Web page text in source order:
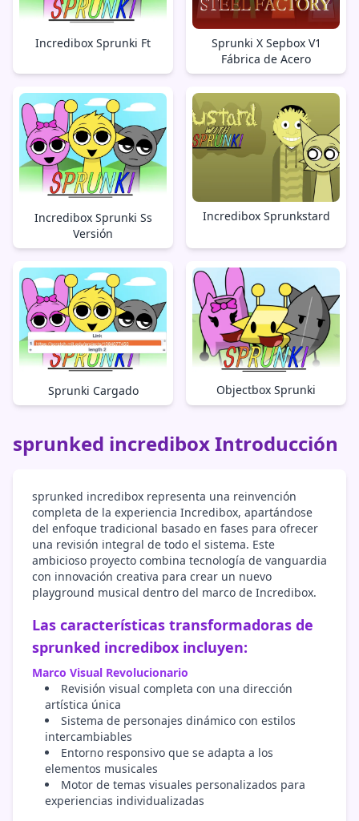
Incredibox Sprunki Ft
Sprunki X Sepbox V1
Fábrica de Acero
Incredibox Sprunki Ss
Versión
Incredibox Sprunkstard
Sprunki Cargado Objectbox Sprunki
sprunked incredibox Introducción
sprunked incredibox representa una reinvención
completa de la experiencia Incredibox, apartándose
del enfoque tradicional basado en fases para ofrecer
una revisión integral de todo el sistema. Este
ambicioso proyecto combina tecnología de vanguardia
con innovación creativa para crear un nuevo
playground musical dentro del marco de Incredibox.
Las características transformadoras de
sprunked incredibox incluyen:
Marco Visual Revolucionario
Revisión visual completa con una dirección
artística única
Sistema de personajes dinámico con estilos
intercambiables
Entorno responsivo que se adapta a los
elementos musicales
Motor de temas visuales personalizados para
experiencias individualizadas